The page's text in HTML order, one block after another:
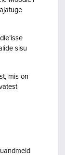
sisu
mis on